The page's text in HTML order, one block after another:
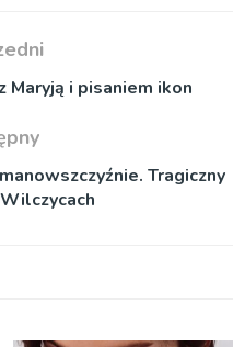
Maryją i pisaniem ikon
Tragiczny